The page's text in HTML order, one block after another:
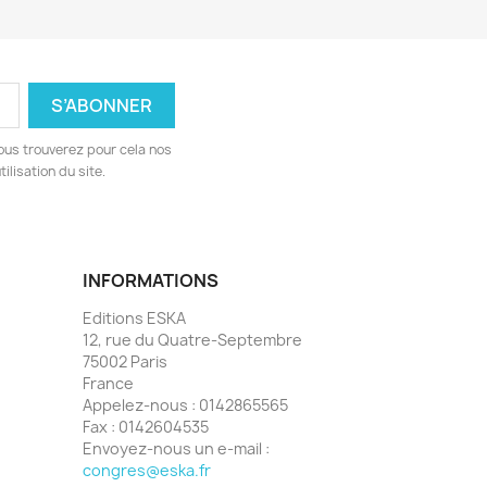
trouverez pour cela nos
du site.
INFORMATIONS
Editions ESKA
12, rue du Quatre-Septembre
75002 Paris
France
Appelez-nous : 0142865565
Fax : 0142604535
Envoyez-nous un e-mail :
congres@eska.fr